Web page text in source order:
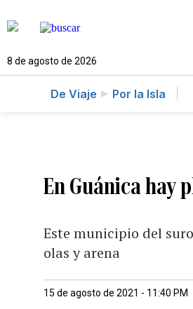
8 de agosto de 2026
De Viaje Por la Isla
En Guánica hay
Este municipio del
olas y arena
15 de agosto de 2021 - 11:40 PM